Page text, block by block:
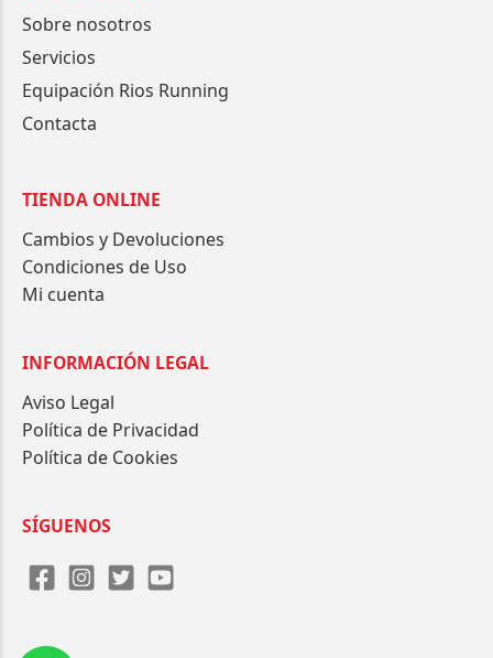
Sobre nosotros
Servicios
Equipación Rios Running
Contacta
TIENDA ONLINE
Cambios y Devoluciones
Condiciones de Uso
Mi cuenta
INFORMACIÓN LEGAL
Aviso Legal
Política de Privacidad
Política de Cookies
SÍGUENOS